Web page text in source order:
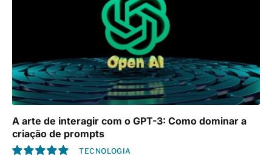
A arte de interagir com o GPT-3: Como dominar a
criação de prompts
TECNOLOGIA